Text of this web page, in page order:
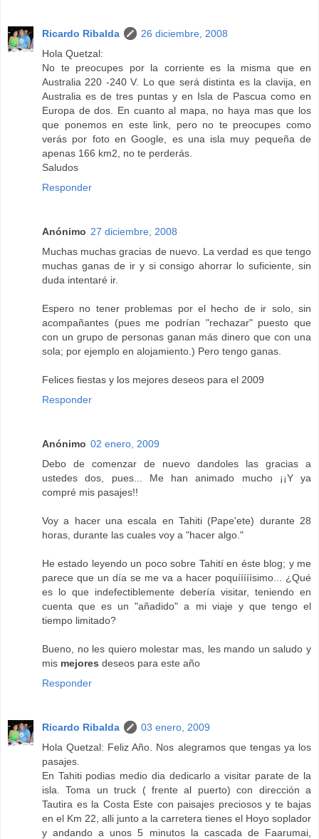
Ricardo Ribalda
26 diciembre, 2008
Hola Quetzal:
No te preocupes por la corriente es la misma que en
Australia 220 -240 V. Lo que será distinta es la clavija, en
Australia es de tres puntas y en Isla de Pascua como en
Europa de dos. En cuanto al mapa, no haya mas que los
que ponemos en este link, pero no te preocupes como
verás por foto en Google, es una isla muy pequeña de
apenas 166 km2, no te perderás.
Saludos
Responder
Anónimo 27 diciembre, 2008
Muchas muchas gracias de nuevo. La verdad es que tengo
muchas ganas de ir y si consigo ahorrar lo suficiente, sin
duda intentaré ir.
Espero no tener problemas por el hecho de ir solo, sin
acompañantes (pues me podrían "rechazar" puesto que
con un grupo de personas ganan más dinero que con una
sola; por ejemplo en alojamiento.) Pero tengo ganas.
Felices fiestas y los mejores deseos para el 2009
Responder
Anónimo 02 enero, 2009
Debo de comenzar de nuevo dandoles las gracias a
ustedes dos, pues... Me han animado mucho ¡¡Y ya
compré mis pasajes!!
Voy a hacer una escala en Tahiti (Pape'ete) durante 28
horas, durante las cuales voy a "hacer algo."
He estado leyendo un poco sobre Tahití en éste blog; y me
parece que un día se me va a hacer poquííííísimo... ¿Qué
es lo que indefectiblemente debería visitar, teniendo en
cuenta que es un "añadido" a mi viaje y que tengo el
tiempo limitado?
Bueno, no les quiero molestar mas, les mando un saludo y
mis mejores deseos para este año
Responder
Ricardo Ribalda
03 enero, 2009
Hola Quetzal: Feliz Año. Nos alegramos que tengas ya los
pasajes.
En Tahiti podias medio dia dedicarlo a visitar parate de la
isla. Toma un truck ( frente al puerto) con dirección a
Tautira es la Costa Este con paisajes preciosos y te bajas
en el Km 22, alli junto a la carretera tienes el Hoyo soplador
y andando a unos 5 minutos la cascada de Faarumai,